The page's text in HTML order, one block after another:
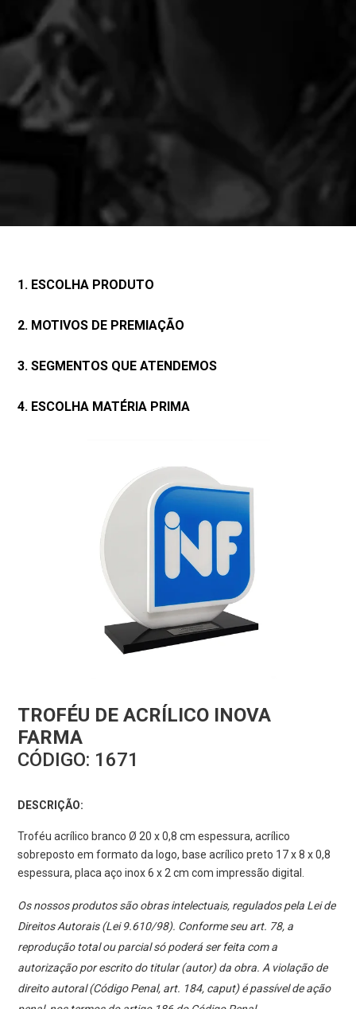
1. ESCOLHA PRODUTO
2. MOTIVOS DE PREMIAÇÃO
3. SEGMENTOS QUE ATENDEMOS
4. ESCOLHA MATÉRIA PRIMA
TROFÉU DE ACRÍLICO INOVA
FARMA
CÓDIGO: 1671
DESCRIÇÃO:
Troféu acrílico branco Ø 20 x 0,8 cm espessura, acrílico
sobreposto em formato da logo, base acrílico preto 17 x 8 x 0,8
espessura, placa aço inox 6 x 2 cm com impressão digital.
Os nossos produtos são obras intelectuais, regulados pela Lei de
Direitos Autorais (Lei 9.610/98). Conforme seu art. 78, a
reprodução total ou parcial só poderá ser feita com a
autorização por escrito do titular (autor) da obra. A violação de
direito autoral (Código Penal, art. 184, caput) é passível de ação